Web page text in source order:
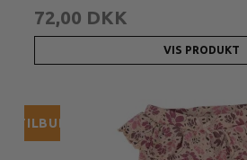
72,00 DKK
VIS PRODUKT
TILBUD